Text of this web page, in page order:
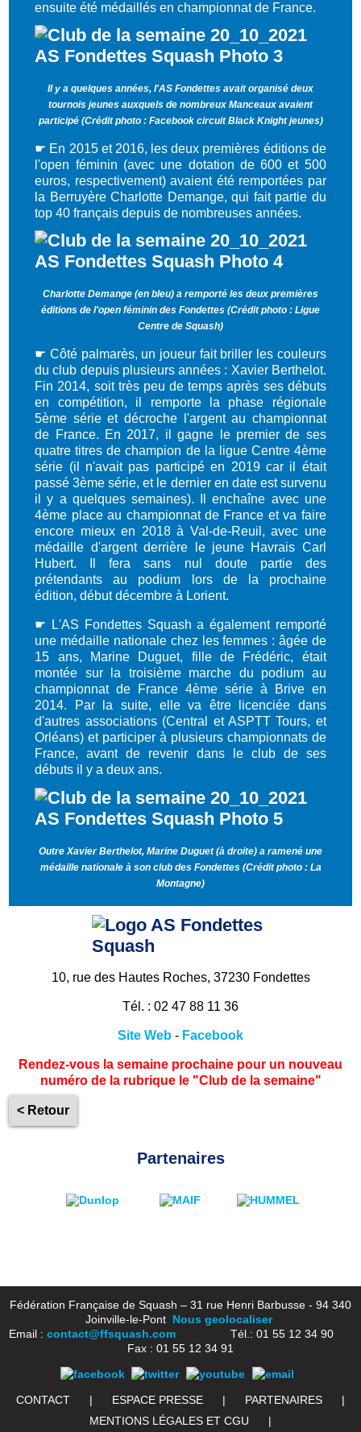
ensuite été médaillés en championnat de France.
Il y a quelques années, l'AS Fondettes avait organisé deux
tournois jeunes auxquels de nombreux Manceaux avaient
participé (Crédit photo : Facebook circuit Black Knight jeunes)
☛ En 2015 et 2016, les deux premières éditions de
l'open féminin (avec une dotation de 600 et 500
euros, respectivement) avaient été remportées par
la Berruyère Charlotte Demange, qui fait partie du
top 40 français depuis de nombreuses années.
Charlotte Demange (en bleu) a remporté les deux premières
éditions de l'open féminin des Fondettes (Crédit photo : Ligue
Centre de Squash)
☛ Côté palmarès, un joueur fait briller les couleurs
du club depuis plusieurs années : Xavier Berthelot.
Fin 2014, soit très peu de temps après ses débuts
en compétition, il remporte la phase régionale
5ème série et décroche l'argent au championnat
de France. En 2017, il gagne le premier de ses
quatre titres de champion de la ligue Centre 4ème
série (il n'avait pas participé en 2019 car il était
passé 3ème série, et le dernier en date est survenu
il y a quelques semaines). Il enchaîne avec une
4ème place au championnat de France et va faire
encore mieux en 2018 à Val-de-Reuil, avec une
médaille d'argent derrière le jeune Havrais Carl
Hubert. Il fera sans nul doute partie des
prétendants au podium lors de la prochaine
édition, début décembre à Lorient.
☛ L'AS Fondettes Squash a également remporté
une médaille nationale chez les femmes : âgée de
15 ans, Marine Duguet, fille de Frédéric, était
montée sur la troisième marche du podium au
championnat de France 4ème série à Brive en
2014. Par la suite, elle va être licenciée dans
d'autres associations (Central et ASPTT Tours, et
Orléans) et participer à plusieurs championnats de
France, avant de revenir dans le club de ses
débuts il y a deux ans.
Outre Xavier Berthelot, Marine Duguet (à droite) a ramené une
médaille nationale à son club des Fondettes (Crédit photo : La
Montagne)
10, rue des Hautes Roches, 37230 Fondettes
Tél. : 02 47 88 11 36
Site Web - Facebook
Rendez-vous la semaine prochaine pour un nouveau
numéro de la rubrique le "Club de la semaine"
< Retour
Partenaires
Fédération Française de Squash – 31 rue Henri Barbusse - 94 340
Joinville-le-Pont Nous geolocaliser
Email : contact@ffsquash.comTél.: 01 55 12 34 90
Fax : 01 55 12 34 91
CONTACT | ESPACE PRESSE | PARTENAIRES
|
MENTIONS LÉGALES ET CGU
|